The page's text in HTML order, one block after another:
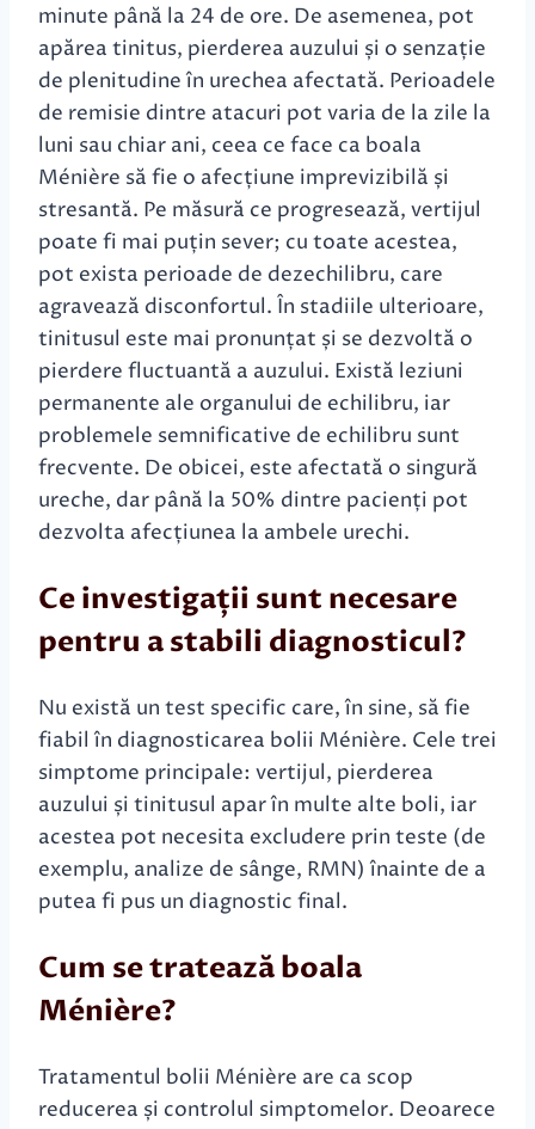
minute până la 24 de ore. De asemenea, pot
apărea tinitus, pierderea auzului și o senzație
de plenitudine în urechea afectată. Perioadele
de remisie dintre atacuri pot varia de la zile la
luni sau chiar ani, ceea ce face ca boala
Ménière să fie o afecțiune imprevizibilă și
stresantă. Pe măsură ce progresează, vertijul
poate fi mai puțin sever; cu toate acestea,
pot exista perioade de dezechilibru, care
agravează disconfortul. În stadiile ulterioare,
tinitusul este mai pronunțat și se dezvoltă o
pierdere fluctuantă a auzului. Există leziuni
permanente ale organului de echilibru, iar
problemele semnificative de echilibru sunt
frecvente. De obicei, este afectată o singură
ureche, dar până la 50% dintre pacienți pot
dezvolta afecțiunea la ambele urechi.
Ce investigații sunt necesare
pentru a stabili diagnosticul?
Nu există un test specific care, în sine, să fie
fiabil în diagnosticarea bolii Ménière. Cele trei
simptome principale: vertijul, pierderea
auzului și tinitusul apar în multe alte boli, iar
acestea pot necesita excludere prin teste (de
exemplu, analize de sânge, RMN) înainte de a
putea fi pus un diagnostic final.
Cum se tratează boala
Ménière?
Tratamentul bolii Ménière are ca scop
reducerea și controlul simptomelor. Deoarece